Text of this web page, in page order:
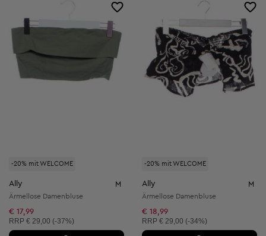
-20% mit WELCOME
Ally M
Ärmellose Damenbluse
€ 17,99
Unverbindliche Preisempfehlung:
RRP € 29,00 (-37%)
-20% mit WELCOME
Ally M
Ärmellose Damenbluse
€ 18,99
Unverbindliche Preisempfehlung:
RRP € 29,00 (-34%)